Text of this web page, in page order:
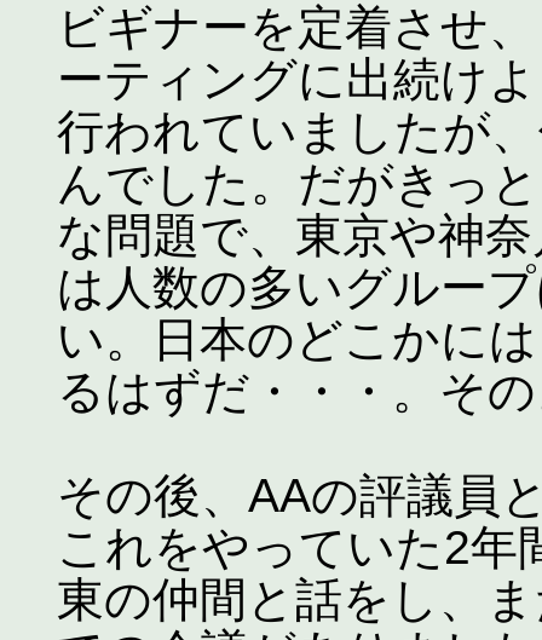
ビギナーを定着させ
ーティングに出続け
行われていましたが
んでした。だがきっ
な問題で、東京や神
は人数の多いグルー
い。日本のどこかに
るはずだ・・・。そ
その後、AAの評議員
これをやっていた2年
東の仲間と話をし、